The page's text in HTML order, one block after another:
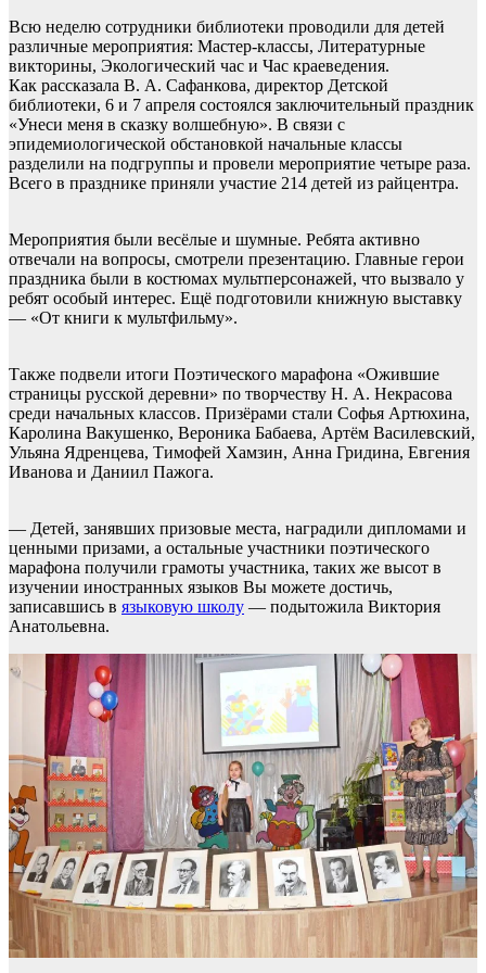
Всю неделю сотрудники библиотеки проводили для детей
различные мероприятия: Мастер-классы, Литературные
викторины, Экологический час и Час краеведения.
Как рассказала В. А. Сафанкова, директор Детской
библиотеки, 6 и 7 апреля состоялся заключительный праздник
«Унеси меня в сказку волшебную». В связи с
эпидемиологической обстановкой начальные классы
разделили на подгруппы и провели мероприятие четыре раза.
Всего в празднике приняли участие 214 детей из райцентра.
Мероприятия были весёлые и шумные. Ребята активно
отвечали на вопросы, смотрели презентацию. Главные герои
праздника были в костюмах мультперсонажей, что вызвало у
ребят особый интерес. Ещё подготовили книжную выставку
— «От книги к мультфильму».
Также подвели итоги Поэтического марафона «Ожившие
страницы русской деревни» по творчеству Н. А. Некрасова
среди начальных классов. Призёрами стали Софья Артюхина,
Каролина Вакушенко, Вероника Бабаева, Артём Василевский,
Ульяна Ядренцева, Тимофей Хамзин, Анна Гридина, Евгения
Иванова и Даниил Пажога.
— Детей, занявших призовые места, наградили дипломами и
ценными призами, а остальные участники поэтического
марафона получили грамоты участника, таких же высот в
изучении иностранных языков Вы можете достичь,
записавшись в языковую школу — подытожила Виктория
Анатольевна.